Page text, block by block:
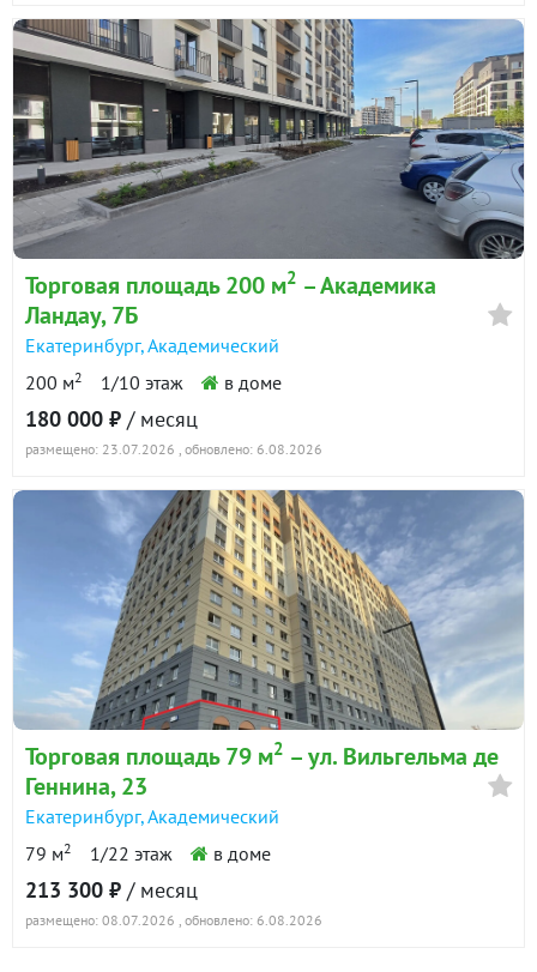
Торговая площадь 200 м2 – Академика
Ландау, 7Б
Екатеринбург,Академический
200 м2 1/10 этаж в доме
180 000 ₽ / месяц
размещено: 23.07.2026 , обновлено: 6.08.2026
Торговая площадь 79 м2 – ул. Вильгельма де
Геннина, 23
Екатеринбург,Академический
79 м2 1/22 этаж в доме
213 300 ₽ / месяц
размещено: 08.07.2026 , обновлено: 6.08.2026